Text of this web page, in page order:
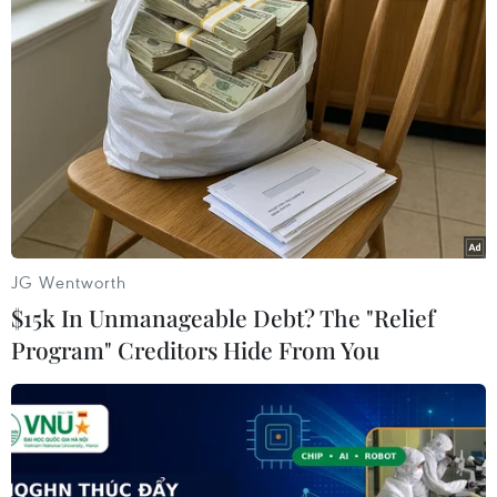
Khu công nghiệp Tân Phước 1 dự
kiến đón nhà đầu tư thứ cấp từ quý
10/08/2026 11:06
Chuyên gia đề xuất mô hình ba lớp
phát triển ngành bán dẫn Việt Nam
10/08/2026 10:56
Xuất khẩu hồ tiêu tăng trưởng tích
cực, ngành gia vị tập trung nâng cao
giá trị
10/08/2026 10:48
JG Wentworth
$15k In Unmanageable Debt? The "Relief
Program" Creditors Hide From You